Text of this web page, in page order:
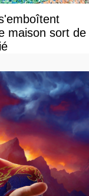
maison sort de